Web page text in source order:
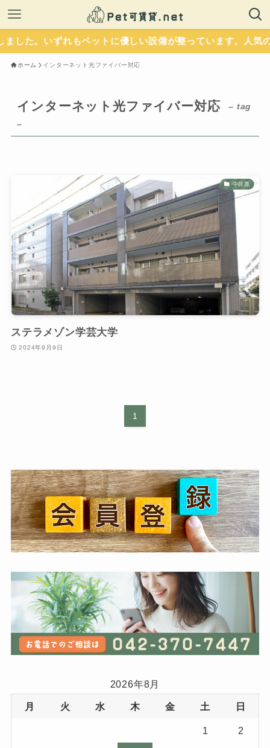
。いずれもペットに優しい設備が整っています。人気の
ホーム インターネット光ファイバー対応
インターネット光ファイバー対応
– tag
–
中目黒
ステラメゾン学芸大学
2024年9月9日
1
2026年8月
月 火 水 木 金 土 日
1 2